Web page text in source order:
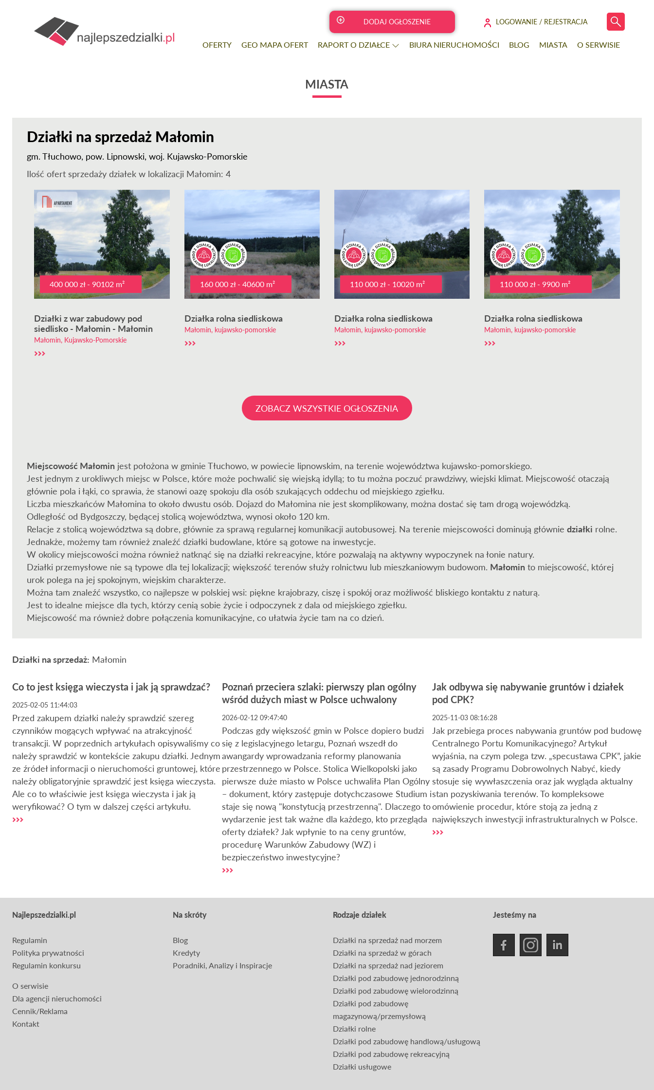
DODAJ OGŁOSZENIE LOGOWANIE / REJESTRACJA
OFERTY GEO MAPA OFERT RAPORT O DZIAŁCE BIURA NIERUCHOMOŚCI BLOG MIASTA O SERWISIE
MIASTA
Działki na sprzedaż Małomin
gm.Tłuchowo, pow. Lipnowski, woj. Kujawsko-Pomorskie
Ilość ofert sprzedaży działek w lokalizacji Małomin: 4
400 000 zł - 90102 m²
Działki z war zabudowy pod
siedlisko - Małomin - Małomin
Małomin, Kujawsko-Pomorskie
160 000 zł - 40600 m²
Działka rolna siedliskowa
Małomin, kujawsko-pomorskie
110 000 zł - 10020 m²
Działka rolna siedliskowa
Małomin, kujawsko-pomorskie
110 000 zł - 9900 m²
Działka rolna siedliskowa
Małomin, kujawsko-pomorskie
ZOBACZ WSZYSTKIE OGŁOSZENIA
Miejscowość Małomin jest położona w gminie Tłuchowo, w powiecie lipnowskim, na terenie województwa kujawsko-pomorskiego.
Jest jednym z urokliwych miejsc w Polsce, które może pochwalić się wiejską idyllą; to tu można poczuć prawdziwy, wiejski klimat. Miejscowość otaczają
głównie pola i łąki, co sprawia, że stanowi oazę spokoju dla osób szukających oddechu od miejskiego zgiełku.
Liczba mieszkańców Małomina to około dwustu osób. Dojazd do Małomina nie jest skomplikowany, można dostać się tam drogą wojewódzką.
Odległość od Bydgoszczy, będącej stolicą województwa, wynosi około 120 km.
Relacje z stolicą województwa są dobre, głównie za sprawą regularnej komunikacji autobusowej. Na terenie miejscowości dominują główniedziałki rolne.
Jednakże, możemy tam również znaleźć działki budowlane, które są gotowe na inwestycje.
W okolicy miejscowości można również natknąć się na działki rekreacyjne, które pozwalają na aktywny wypoczynek na łonie natury.
Działki przemysłowe nie są typowe dla tej lokalizacji; większość terenów służy rolnictwu lub mieszkaniowym budowom. Małomin to miejscowość, której
urok polega na jej spokojnym, wiejskim charakterze.
Można tam znaleźć wszystko, co najlepsze w polskiej wsi: piękne krajobrazy, ciszę i spokój oraz możliwość bliskiego kontaktu z naturą.
Jest to idealne miejsce dla tych, którzy cenią sobie życie i odpoczynek z dala od miejskiego zgiełku.
Miejscowość ma również dobre połączenia komunikacyjne, co ułatwia życie tam na co dzień.
Działki na sprzedaż: Małomin
Co to jest księga wieczysta i jak ją sprawdzać?
2025-02-05 11:44:03
Przed zakupem działki należy sprawdzić szereg
czynników mogących wpływać na atrakcyjność
transakcji. W poprzednich artykułach opisywaliśmy co
należy sprawdzić w kontekście zakupu działki. Jednym
ze źródeł informacji o nieruchomości gruntowej, które
należy obligatoryjnie sprawdzić jest księga wieczysta.
Ale co to właściwie jest księga wieczysta i jak ją
weryfikować? O tym w dalszej części artykułu.
Poznań przeciera szlaki: pierwszy plan ogólny
wśród dużych miast w Polsce uchwalony
2026-02-12 09:47:40
Podczas gdy większość gmin w Polsce dopiero budzi
się z legislacyjnego letargu, Poznań wszedł do
awangardy wprowadzania reformy planowania
przestrzennego w Polsce. Stolica Wielkopolski jako
pierwsze duże miasto w Polsce uchwaliła Plan Ogólny
– dokument, który zastępuje dotychczasowe Studium i
staje się nową "konstytucją przestrzenną". Dlaczego to
wydarzenie jest tak ważne dla każdego, kto przegląda
oferty działek? Jak wpłynie to na ceny gruntów,
procedurę Warunków Zabudowy (WZ) i
bezpieczeństwo inwestycyjne?
Jak odbywa się nabywanie gruntów i działek
pod CPK?
2025-11-03 08:16:28
Jak przebiega proces nabywania gruntów pod budowę
Centralnego Portu Komunikacyjnego? Artykuł
wyjaśnia, na czym polega tzw. „specustawa CPK”, jakie
są zasady Programu Dobrowolnych Nabyć, kiedy
stosuje się wywłaszczenia oraz jak wygląda aktualny
stan pozyskiwania terenów. To kompleksowe
omówienie procedur, które stoją za jedną z
największych inwestycji infrastrukturalnych w Polsce.
Najlepszedzialki.pl Na skróty Rodzaje działek Jesteśmy na
Regulamin
Polityka prywatności
Regulamin konkursu
O serwisie
Dla agencji nieruchomości
Cennik/Reklama
Kontakt
Blog
Kredyty
Poradniki, Analizy i Inspiracje
Działki na sprzedaż nad morzem
Działki na sprzedaż w górach
Działki na sprzedaż nad jeziorem
Działki pod zabudowę jednorodzinną
Działki pod zabudowę wielorodzinną
Działki pod zabudowę
magazynową/przemysłową
Działki rolne
Działki pod zabudowę handlową/usługową
Działki pod zabudowę rekreacyjną
Działki usługowe